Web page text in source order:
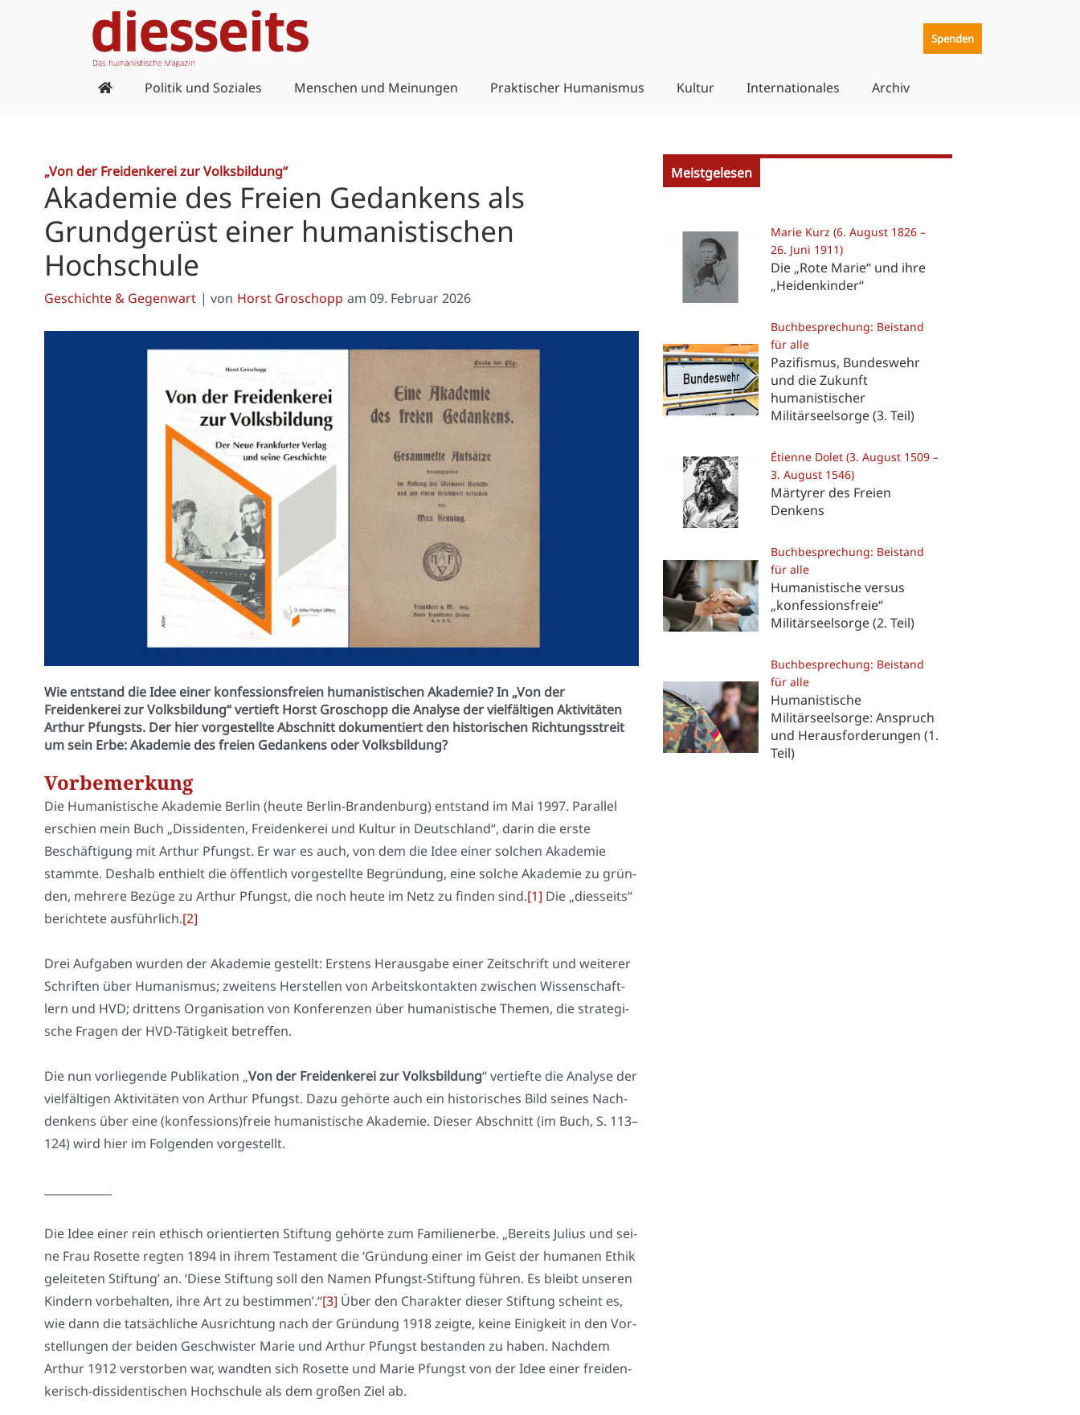
Spenden
Politik und Soziales Menschen und Meinungen Praktischer Humanismus Kultur Internationales Archiv
„Von der Freidenkerei zur Volksbildung“
Akademie des Freien Gedankens als
Grundgerüst einer humanistischen
Hochschule
Geschichte & Gegenwart | von Horst Groschopp am 09. Februar 2026
Wie entstand die Idee einer konfessionsfreien humanistischen Akademie? In „Von der
Freidenkerei zur Volksbildung“ vertieft Horst Groschopp die Analyse der vielfältigen Aktivitäten
Arthur Pfungsts. Der hier vorgestellte Abschnitt dokumentiert den historischen Richtungsstreit
um sein Erbe: Akademie des freien Gedankens oder Volksbildung?
Vorbemerkung
Die Huma­nis­ti­sche Aka­de­mie Ber­lin (heu­te Ber­lin-Bran­den­burg) ent­stand im Mai 1997. Par­al­lel
erschien mein Buch „Dis­si­den­ten, Frei­den­ke­rei und Kul­tur in Deutsch­land“, dar­in die ers­te
Beschäf­ti­gung mit Arthur Pfungst. Er war es auch, von dem die Idee einer sol­chen Aka­de­mie
stamm­te. Des­halb ent­hielt die öffent­lich vor­ge­stell­te Begrün­dung, eine sol­che Aka­de­mie zu grün­
den, meh­re­re Bezü­ge zu Arthur Pfungst, die noch heu­te im Netz zu fin­den sind.[1] Die „dies­seits“
berich­te­te aus­führ­lich.[2]
Drei Auf­ga­ben wur­den der Aka­de­mie gestellt: Ers­tens Her­aus­ga­be einer Zeit­schrift und wei­te­rer
Schrif­ten über Huma­nis­mus; zwei­tens Her­stel­len von Arbeits­kon­tak­ten zwi­schen Wis­sen­schaft­
lern und HVD; drit­tens Orga­ni­sa­ti­on von Kon­fe­ren­zen über huma­nis­ti­sche The­men, die stra­te­gi­
sche Fra­gen der HVD-Tätig­keit betref­fen.
Die nun vor­lie­gen­de Publi­ka­ti­on „Von der Frei­den­ke­rei zur Volks­bil­dung“ ver­tief­te die Ana­ly­se der
viel­fäl­ti­gen Akti­vi­tä­ten von Arthur Pfungst. Dazu gehör­te auch ein his­to­ri­sches Bild sei­nes Nach­
den­kens über eine (konfessions)freie huma­nis­ti­sche Aka­de­mie. Die­ser Abschnitt (im Buch, S. 113–
124) wird hier im Fol­gen­den vor­ge­stellt.
Die Idee einer rein ethisch ori­en­tier­ten Stif­tung gehör­te zum Fami­li­en­er­be. „Bereits Juli­us und sei­
ne Frau Rosette reg­ten 1894 in ihrem Tes­ta­ment die ‘Grün­dung einer im Geist der huma­nen Ethik
gelei­te­ten Stif­tung’ an. ‘Die­se Stif­tung soll den Namen Pfungst-Stif­tung füh­ren. Es bleibt unse­ren
Kin­dern vor­be­hal­ten, ihre Art zu bestim­men’.“[3] Über den Cha­rak­ter die­ser Stif­tung scheint es,
wie dann die tat­säch­li­che Aus­rich­tung nach der Grün­dung 1918 zeig­te, kei­ne Einig­keit in den Vor­
stel­lun­gen der bei­den Geschwis­ter Marie und Arthur Pfungst bestan­den zu haben. Nach­dem
Arthur 1912 ver­stor­ben war, wand­ten sich Rosette und Marie Pfungst von der Idee einer frei­den­
ke­risch-dis­si­den­ti­schen Hoch­schu­le als dem gro­ßen Ziel ab.
Meistgelesen
Marie Kurz (6. August 1826 –
26. Juni 1911)
Die „Rote Marie“ und ihre
„Heidenkinder“
Buchbesprechung: Beistand
für alle
Pazifismus, Bundeswehr
und die Zukunft
humanistischer
Militärseelsorge (3. Teil)
Étienne Dolet (3. August 1509 –
3. August 1546)
Märtyrer des Freien
Denkens
Buchbesprechung: Beistand
für alle
Humanistische versus
„konfessionsfreie“
Militärseelsorge (2. Teil)
Buchbesprechung: Beistand
für alle
Humanistische
Militärseelsorge: Anspruch
und Herausforderungen (1.
Teil)